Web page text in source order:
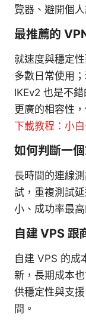
覽器、避開個
最推薦的
就速度與穩定
多數日常使用
IKEv2 也是不
更廣的相容性
下載教程：小
如何判斷一
長時間的連線
試，重複測試
小、成功率最高
自建 VPS 跟
自建 VPS 的成
新，長期成本
供穩定性與支
間。